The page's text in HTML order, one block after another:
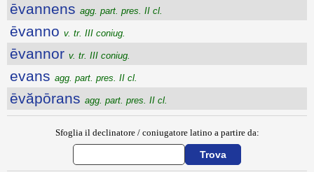
ēvannens agg. part. pres. II cl.
ēvanno v. tr. III coniug.
ēvannor v. tr. III coniug.
evans agg. part. pres. II cl.
ēvăpōrans agg. part. pres. II cl.
Sfoglia il declinatore / coniugatore latino a partire da: